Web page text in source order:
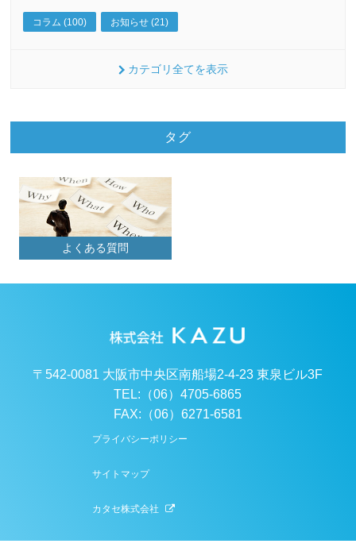
コラム (100) お知らせ (21)
カテゴリ全てを表示
タグ
よくある質問
〒542-0081 大阪市中央区南船場2-4-23 東泉ビル3F
TEL:（06）4705-6865
FAX:（06）6271-6581
プライバシーポリシー
サイトマップ
カタセ株式会社